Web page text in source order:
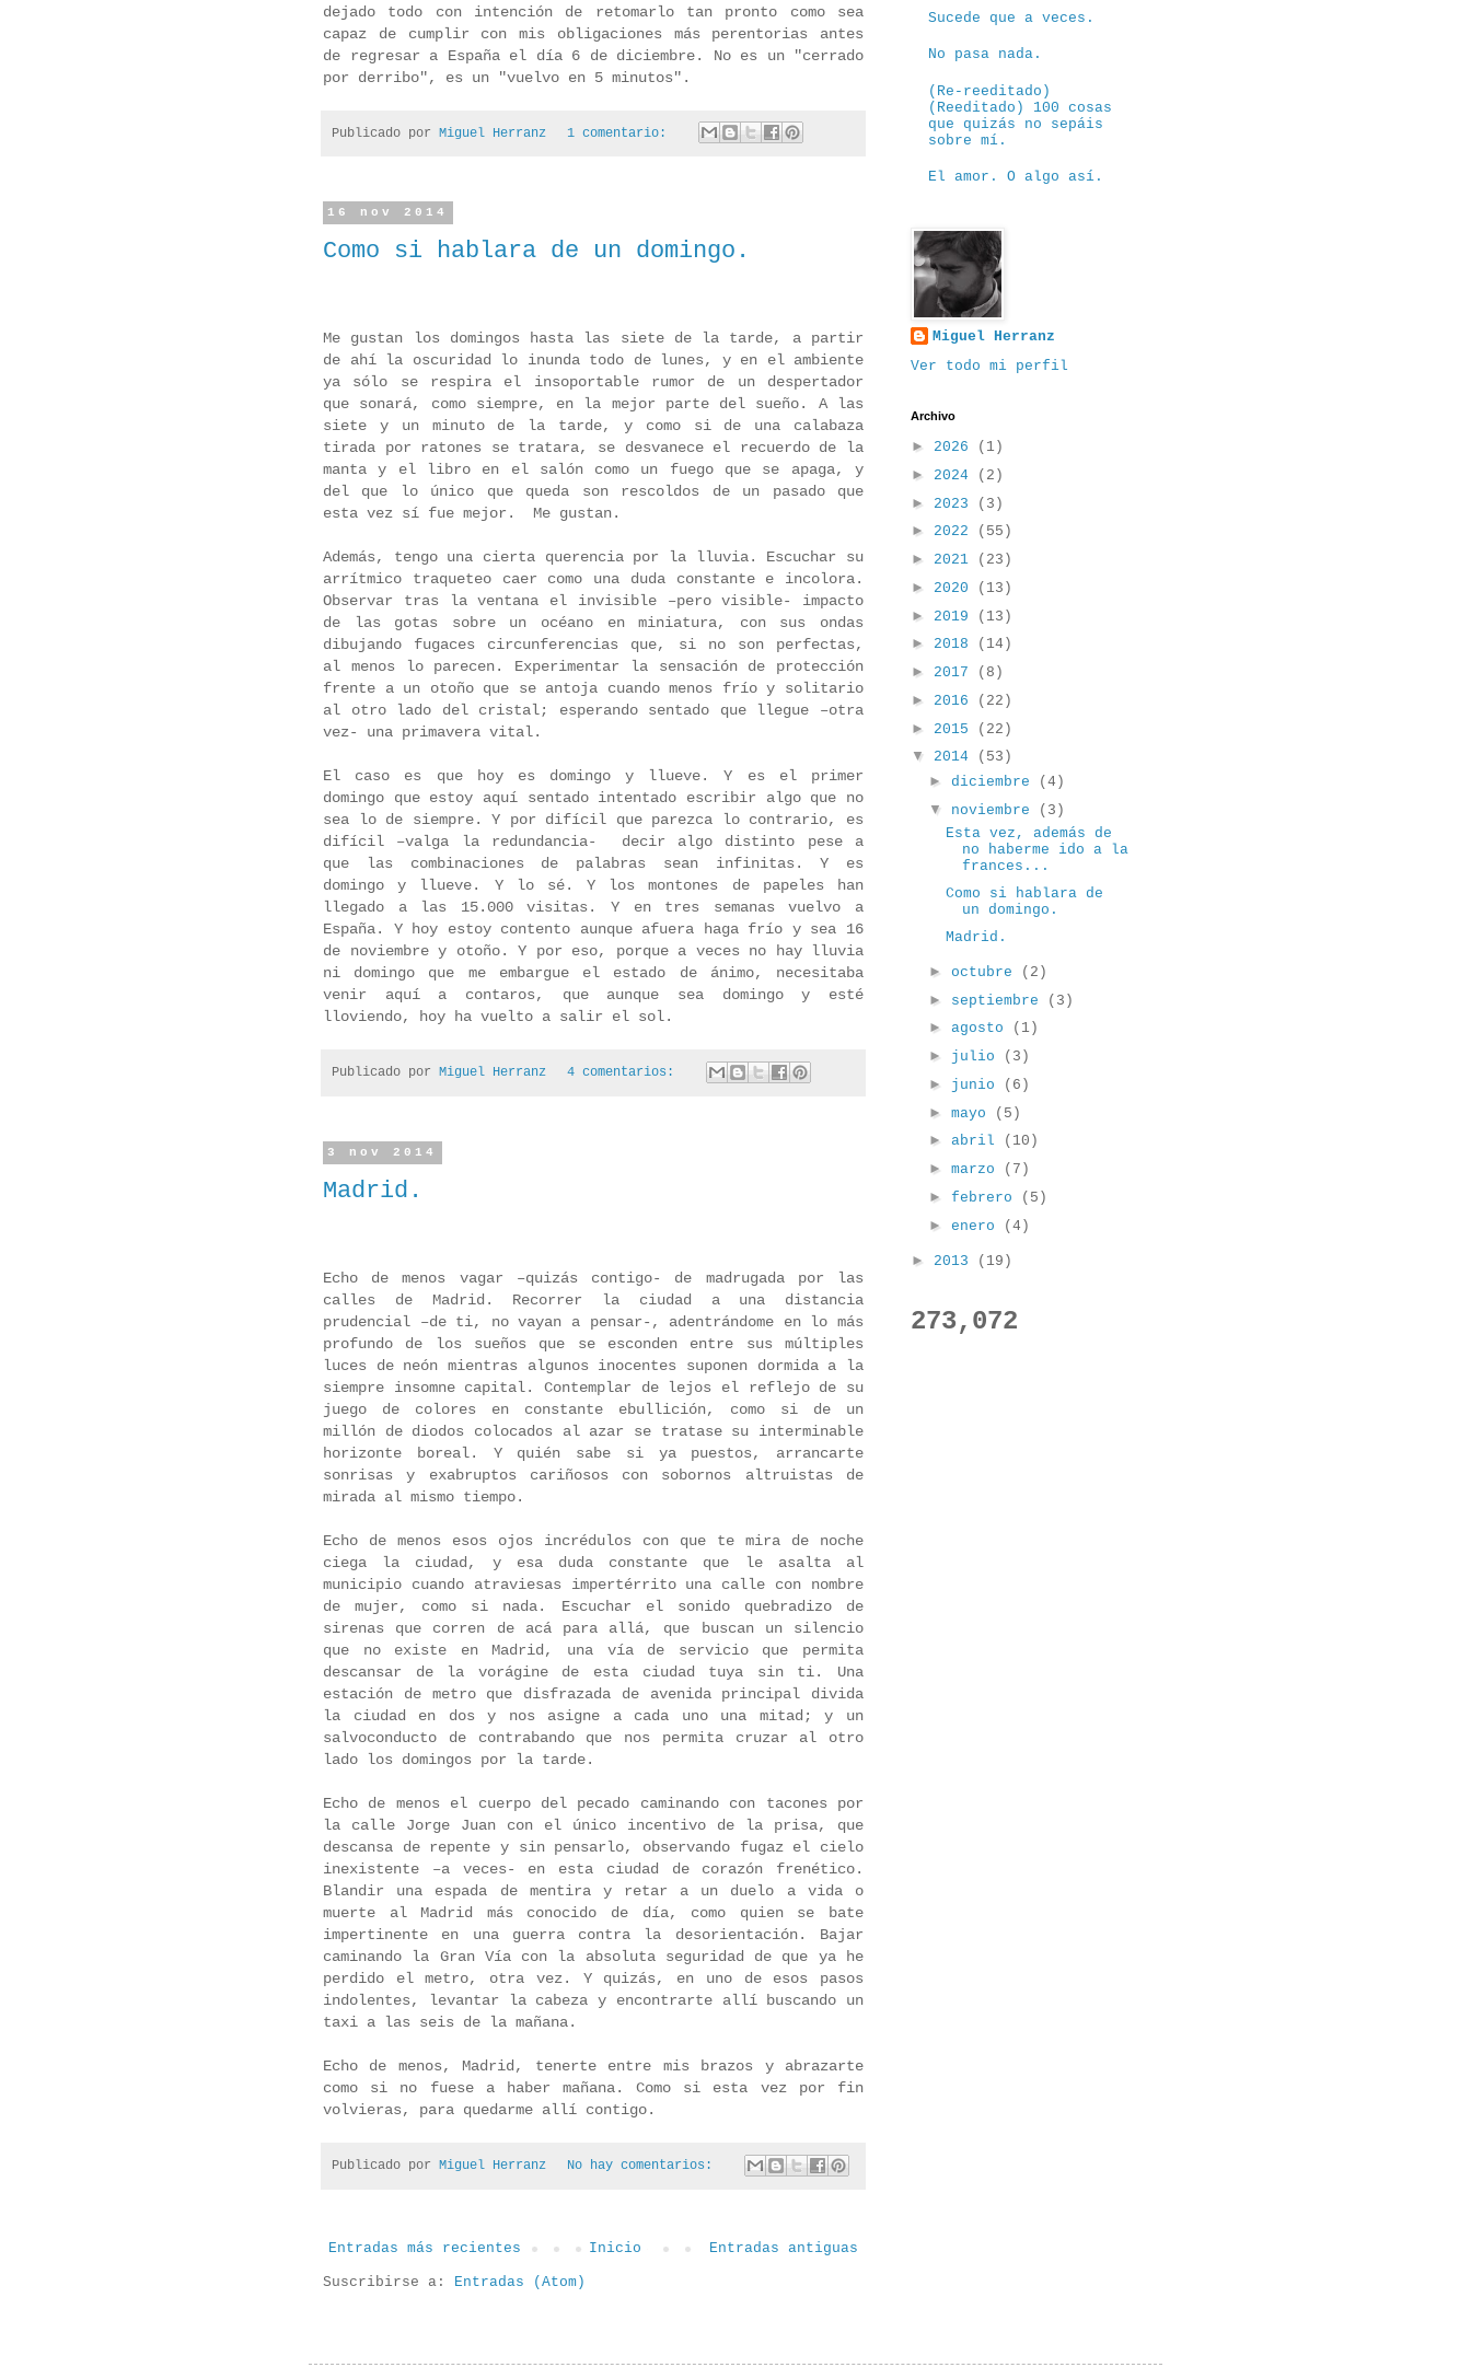
dejado todo con intención de retomarlo tan pronto como sea
capaz de cumplir con mis obligaciones más perentorias antes
de regresar a España el día 6 de diciembre. No es un "cerrado
por derribo", es un "vuelvo en 5 minutos".
Publicado por Miguel Herranz 1 comentario:
16 nov 2014
Como si hablara de un domingo.
Me gustan los domingos hasta las siete de la tarde, a partir
de ahí la oscuridad lo inunda todo de lunes, y en el ambiente
ya sólo se respira el insoportable rumor de un despertador
que sonará, como siempre, en la mejor parte del sueño. A las
siete y un minuto de la tarde, y como si de una calabaza
tirada por ratones se tratara, se desvanece el recuerdo de la
manta y el libro en el salón como un fuego que se apaga, y
del que lo único que queda son rescoldos de un pasado que
esta vez sí fue mejor.
Me gustan.
Además, tengo una cierta querencia por la lluvia. Escuchar su
arrítmico traqueteo caer como una duda constante e incolora.
Observar tras la ventana el invisible –pero visible- impacto
de las gotas sobre un océano en miniatura, con sus ondas
dibujando fugaces circunferencias que, si no son perfectas,
al menos lo parecen. Experimentar la sensación de protección
frente a un otoño que se antoja cuando menos frío y solitario
al otro lado del cristal; esperando sentado que llegue –otra
vez- una primavera vital.
El caso es que hoy es domingo y llueve. Y es el primer
domingo que estoy aquí sentado intentado escribir algo que no
sea lo de siempre. Y por difícil que parezca lo contrario, es
difícil –valga la redundancia-
decir algo distinto pese a
que las combinaciones de palabras sean infinitas. Y es
domingo y llueve. Y lo sé. Y los montones de papeles han
llegado a las 15.000 visitas. Y en tres semanas vuelvo a
España. Y hoy estoy contento aunque afuera haga frío y sea 16
de noviembre y otoño. Y por eso, porque a veces no hay lluvia
ni domingo que me embargue el estado de ánimo, necesitaba
venir aquí a contaros, que aunque sea domingo y esté
lloviendo, hoy ha vuelto a salir el sol.
Publicado por Miguel Herranz 4 comentarios:
3 nov 2014
Madrid.
Echo de menos vagar –quizás contigo- de madrugada por las
calles de Madrid. Recorrer la ciudad a una distancia
prudencial –de ti, no vayan a pensar-, adentrándome en lo más
profundo de los sueños que se esconden entre sus múltiples
luces de neón mientras algunos inocentes suponen dormida a la
siempre insomne capital. Contemplar de lejos el reflejo de su
juego de colores en constante ebullición, como si de un
millón de diodos colocados al azar se tratase su interminable
horizonte boreal. Y quién sabe si ya puestos, arrancarte
sonrisas y exabruptos cariñosos con sobornos altruistas de
mirada al mismo tiempo.
Echo de menos esos ojos incrédulos con que te mira de noche
ciega la ciudad, y esa duda constante que le asalta al
municipio cuando atraviesas impertérrito una calle con nombre
de mujer, como si nada. Escuchar el sonido quebradizo de
sirenas que corren de acá para allá, que buscan un silencio
que no existe en Madrid, una vía de servicio que permita
descansar de la vorágine de esta ciudad tuya sin ti. Una
estación de metro que disfrazada de avenida principal divida
la ciudad en dos y nos asigne a cada uno una mitad; y un
salvoconducto de contrabando que nos permita cruzar al otro
lado los domingos por la tarde.
Echo de menos el cuerpo del pecado caminando con tacones por
la calle Jorge Juan con el único incentivo de la prisa, que
descansa de repente y sin pensarlo, observando fugaz el cielo
inexistente –a veces- en esta ciudad de corazón frenético.
Blandir una espada de mentira y retar a un duelo a vida o
muerte al Madrid más conocido de día, como quien se bate
impertinente en una guerra contra la desorientación. Bajar
caminando la Gran Vía con la absoluta seguridad de que ya he
perdido el metro, otra vez. Y quizás, en uno de esos pasos
indolentes, levantar la cabeza y encontrarte allí buscando un
taxi a las seis de la mañana.
Echo de menos, Madrid, tenerte entre mis brazos y abrazarte
como si no fuese a haber mañana. Como si esta vez por fin
volvieras, para quedarme allí contigo.
Publicado por Miguel Herranz No hay comentarios:
Entradas más recientes Entradas antiguas
Inicio
Suscribirse a: Entradas (Atom)
Sucede que a veces.
No pasa nada.
(Re-reeditado)
(Reeditado) 100 cosas
que quizás no sepáis
sobre mí.
El amor. O algo así.
Miguel Herranz
Ver todo mi perfil
Archivo
► 2026
(1)
► 2024
(2)
► 2023
(3)
► 2022
(55)
► 2021
(23)
► 2020
(13)
► 2019
(13)
► 2018
(14)
► 2017
(8)
► 2016
(22)
► 2015
(22)
▼ 2014
(53)
► diciembre
(4)
▼ noviembre
(3)
Esta vez, además de
no haberme ido a la
frances...
Como si hablara de
un domingo.
Madrid.
► octubre
(2)
► septiembre
(3)
► agosto
(1)
► julio
(3)
► junio
(6)
► mayo
(5)
► abril
(10)
► marzo
(7)
► febrero
(5)
► enero (4)
► 2013 (19)
273,072